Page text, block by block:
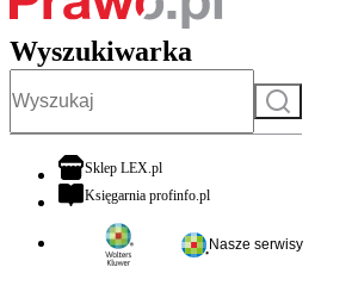
Wyszukiwarka
Szukaj
Sklep LEX.plotwiera się w nowej karcie
Księgarnia profinfo.plotwiera się w nowej karcie
Nasze serwisy